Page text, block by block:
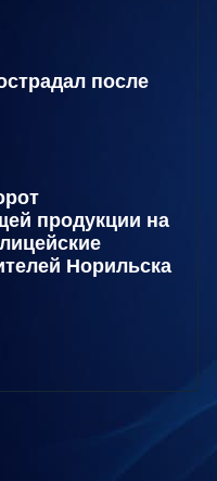
после
продукции на
Норильска